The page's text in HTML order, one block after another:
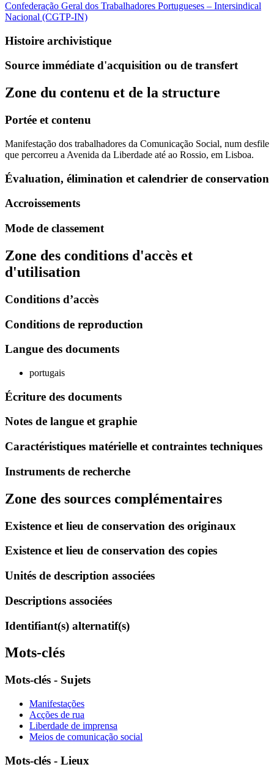
Confederação Geral dos Trabalhadores Portugueses – Intersindical
Nacional (CGTP-IN)
Histoire archivistique
Source immédiate d'acquisition ou de transfert
Zone du contenu et de la structure
Portée et contenu
Manifestação dos trabalhadores da Comunicação Social, num desfile
que percorreu a Avenida da Liberdade até ao Rossio, em Lisboa.
Évaluation, élimination et calendrier de conservation
Accroissements
Mode de classement
Zone des conditions d'accès et
d'utilisation
Conditions d’accès
Conditions de reproduction
Langue des documents
portugais
Écriture des documents
Notes de langue et graphie
Caractéristiques matérielle et contraintes techniques
Instruments de recherche
Zone des sources complémentaires
Existence et lieu de conservation des originaux
Existence et lieu de conservation des copies
Unités de description associées
Descriptions associées
Identifiant(s) alternatif(s)
Mots-clés
Mots-clés - Sujets
Manifestações
Acções de rua
Liberdade de imprensa
Meios de comunicação social
Mots-clés - Lieux